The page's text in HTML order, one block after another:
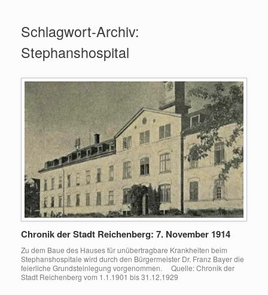
springenSchlagwort-Archiv:
Stephanshospital
Chronik der Stadt Reichenberg: 7. November 1914
Zu dem Baue des Hauses für unübertragbare Krankheiten beim
Stephanshospitale wird durch den Bürgermeister Dr. Franz Bayer die
feierliche Grundsteinlegung vorgenommen. Quelle: Chronik der
Stadt Reichenberg vom 1.1.1901 bis 31.12.1929